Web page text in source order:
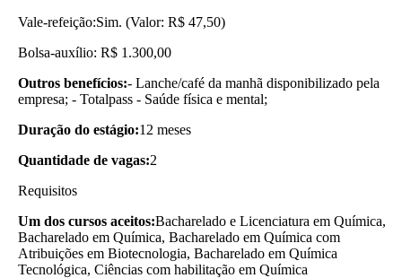
Vale-refeição:Sim. (Valor: R$ 47,50)
Bolsa-auxílio: R$ 1.300,00
Outros benefícios:- Lanche/café da manhã disponibilizado pela
empresa; - Totalpass - Saúde física e mental;
Duração do estágio:12 meses
Quantidade de vagas:2
Requisitos
Um dos cursos aceitos:Bacharelado e Licenciatura em Química,
Bacharelado em Química, Bacharelado em Química com
Atribuições em Biotecnologia, Bacharelado em Química
Tecnológica, Ciências com habilitação em Química